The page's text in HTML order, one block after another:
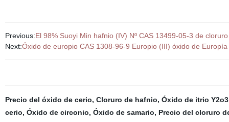
Previous:El 98% Suoyi Min hafnio (IV) Nº CAS 13499-05-3 de
Next:Óxido de europio CAS 1308-96-9 Europio (III) óxido de
Precio del óxido de cerio, Cloruro de hafnio, Óxido de itrio Y2o3
cerio, Óxido de circonio, Óxido de samario, Precio del cloruro